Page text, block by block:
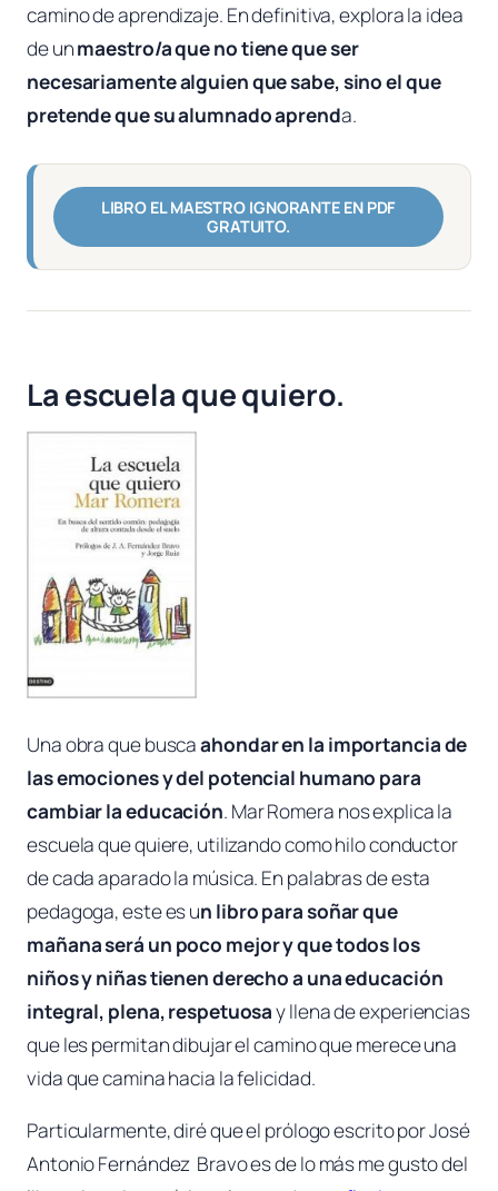
camino de aprendizaje. En definitiva, explora la idea
de unmaestro/a que no tiene que ser
necesariamente alguien que sabe, sino el que
pretende que su alumnado aprenda.
LIBRO EL MAESTRO IGNORANTE EN PDF
GRATUITO.
La escuela que quiero.
Una obra que buscaahondar en la importancia de
las emociones y del potencial humano para
cambiar la educación. Mar Romera nos explica la
escuela que quiere, utilizando como hilo conductor
de cada aparado la música. En palabras de esta
pedagoga, este esun libro para soñar que
mañana será un poco mejor y que todos los
niños y niñas tienen derecho a una educación
integral, plena, respetuosay llena de experiencias
que les permitan dibujar el camino que merece una
vida que camina hacia la felicidad.
Particularmente, diré que el prólogo escrito por José
Antonio Fernández Bravo es de lo más me gusto del